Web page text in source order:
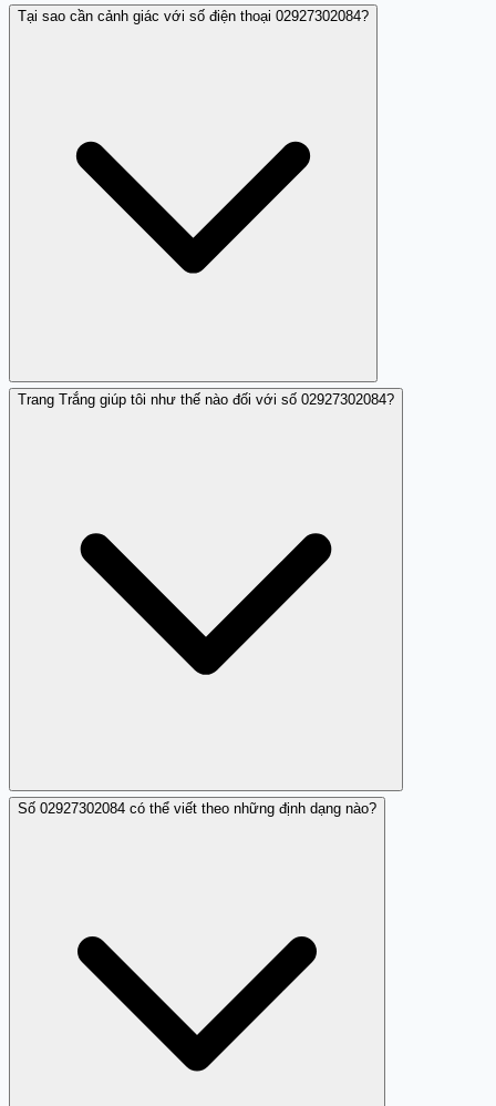
Không, số này không phải là số quảng cáo hay
Tại sao cần cảnh giác với số điện thoại 02927302084?
Vì đây là số gọi để lừa đảo chiếm đoạt tài sản và lấy
Trang Trắng giúp tôi như thế nào đối với số 02927302084?
Trang Trắng cung cấp thông tin đánh giá và cảnh báo
Số 02927302084 có thể viết theo những định dạng nào?